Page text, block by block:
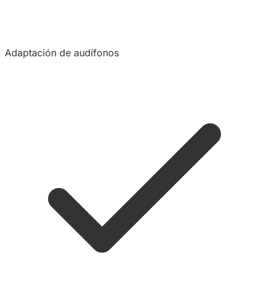
Adaptación de audífonos